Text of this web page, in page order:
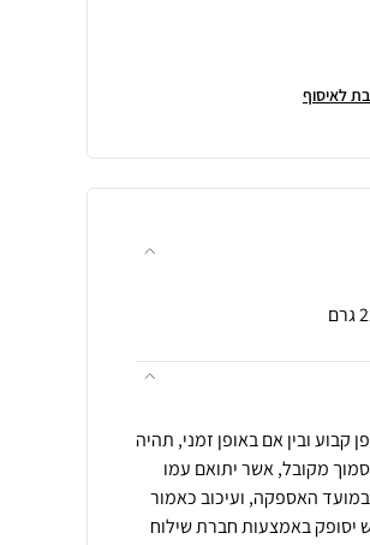
לאיסוף
קבוע ובין אם באופן זמני, תהיה
מקובל, אשר יתואם עמו
באזורים כאמור ייתכן עיכוב של עד 14 יום במועד האספקה, ועיכוב כאמור
יסופק באמצעות חברת שילוח